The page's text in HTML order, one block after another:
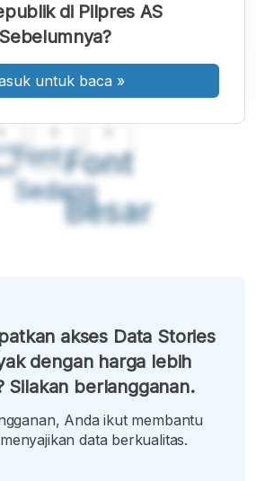
Font
Sedang
Font
Besar
di Pilpres AS
Sebelumnya?
untuk baca »
akses Data Stories
dengan harga lebih
Silakan berlangganan.
Anda ikut membantu
data berkualitas.